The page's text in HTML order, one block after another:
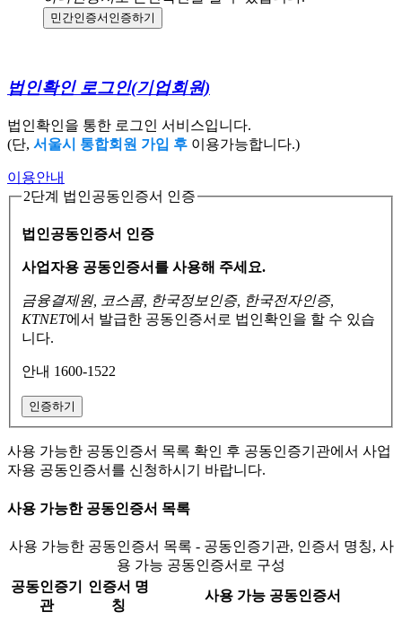
민간인증서 인증하기
법인확인 로그인(기업회원)
법인확인을 통한 로그인 서비스입니다.
(단, 서울시 통합회원 가입 후 이용가능합니다.)
이용안내
2단계 법인공동인증서 인증
법인공동인증서 인증
사업자용 공동인증서를 사용해 주세요.
금융결제원, 코스콤, 한국정보인증, 한국전자인증,
KTNET에서 발급한 공동인증서로 법인확인을 할 수 있습
니다.
안내 1600-1522
인증하기
사용 가능한 공동인증서 목록 확인 후 공동인증기관에서 사업
자용 공동인증서를 신청하시기 바랍니다.
사용 가능한 공동인증서 목록
사용 가능한 공동인증서 목록 - 공동인증기관, 인증서 명칭, 사
용 가능 공동인증서로 구성
공동인증기
관
인증서 명
칭
사용 가능 공동인증서